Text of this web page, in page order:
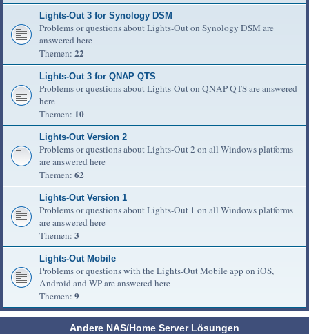
Lights-Out 3 for Synology DSM
Problems or questions about Lights-Out on Synology DSM are
answered here
Themen: 22
Lights-Out 3 for QNAP QTS
Problems or questions about Lights-Out on QNAP QTS are answered
here
Themen: 10
Lights-Out Version 2
Problems or questions about Lights-Out 2 on all Windows platforms
are answered here
Themen: 62
Lights-Out Version 1
Problems or questions about Lights-Out 1 on all Windows platforms
are answered here
Themen: 3
Lights-Out Mobile
Problems or questions with the Lights-Out Mobile app on iOS,
Android and WP are answered here
Themen: 9
Andere NAS/Home Server Lösungen